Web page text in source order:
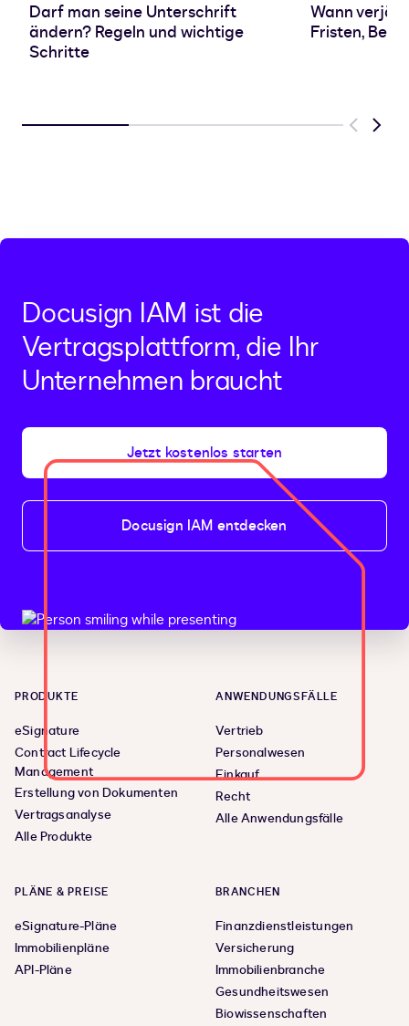
Darf man seine Unterschrift
ändern? Regeln und wichtige
Schritte
Wann
Fristen,
Previous
Next
Docusign IAM ist die
Vertragsplattform, die Ihr
Unternehmen braucht
Jetzt kostenlos starten
Docusign IAM entdecken
PRODUKTE
eSignature
Contract Lifecycle
Management
Erstellung von Dokumenten
Vertragsanalyse
Alle Produkte
ANWENDUNGSFÄLLE
Vertrieb
Personalwesen
Einkauf
Recht
Alle Anwendungsfälle
PLÄNE & PREISE
eSignature-Pläne
Immobilienpläne
API-Pläne
BRANCHEN
Finanzdienstleistungen
Versicherung
Immobilienbranche
Gesundheitswesen
Biowissenschaften